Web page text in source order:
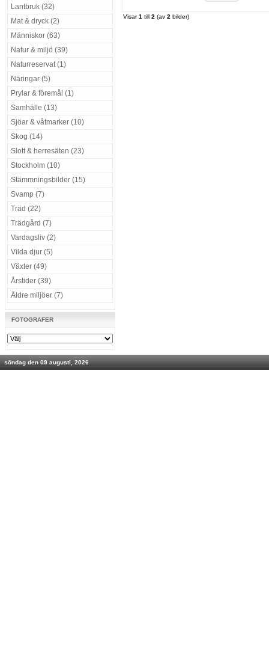
Lantbruk (32)
Mat & dryck (2)
Människor (63)
Natur & miljö (39)
Naturreservat (1)
Näringar (5)
Prylar & föremål (1)
Samhälle (13)
Sjöar & våtmarker (10)
Skog (14)
Slott & herresäten (23)
Stockholm (10)
Stämmningsbilder (15)
Svamp (7)
Träd (22)
Trädgård (7)
Vardagsliv (2)
Vilda djur (5)
Växter (49)
Årstider (39)
Äldre miljöer (7)
FOTOGRAFER
Visar1 till 2 (av 2 bilder)
söndag den 09 augusti, 2026